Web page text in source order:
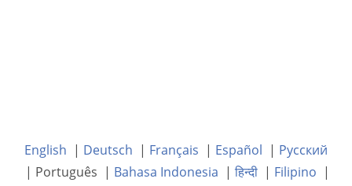
English | Deutsch | Français | Español | Русский
| Português | Bahasa Indonesia |हिन्दी | Filipino |